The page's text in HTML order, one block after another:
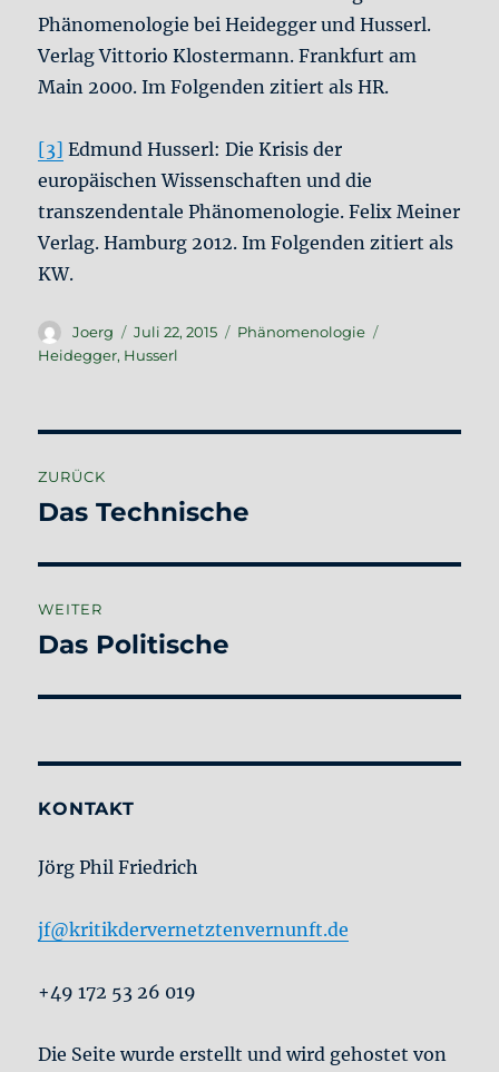
Phänomenologie bei Heidegger und Husserl.
Verlag Vittorio Klostermann. Frankfurt am
Main 2000. Im Folgenden zitiert als HR.
[3] Edmund Husserl: Die Krisis der
europäischen Wissenschaften und die
transzendentale Phänomenologie. Felix Meiner
Verlag. Hamburg 2012. Im Folgenden zitiert als
KW.
Autor
Joerg
Veröffentlicht
am
Juli 22, 2015 Kategorien
Phänomenologie
Heidegger, Husserl
ZURÜCK
Vorheriger
Das Technische
WEITER
Nächster
Das Politische
KONTAKT
Jörg Phil Friedrich
jf@kritikdervernetztenvernunft.de
+49 172 53 26 019
Die Seite wurde erstellt und wird gehostet von